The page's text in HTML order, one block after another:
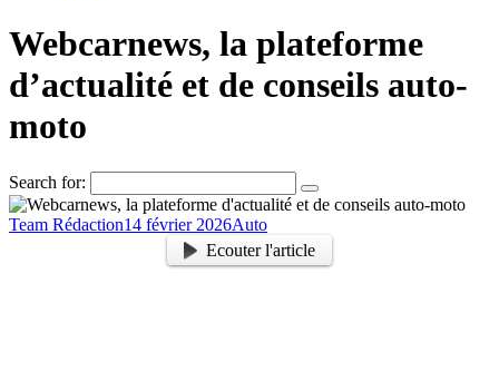
Webcarnews, la plateforme
d’actualité et de conseils auto-
moto
Search for:
Team Rédaction14 février 2026Auto
Ecouter l'article